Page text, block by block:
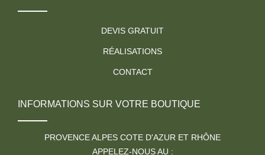
DEVIS GRATUIT
RÉALISATIONS
CONTACT
INFORMATIONS SUR VOTRE BOUTIQUE
PROVENCE ALPES COTE D'AZUR ET RHÔNE
APPELEZ-NOUS AU :